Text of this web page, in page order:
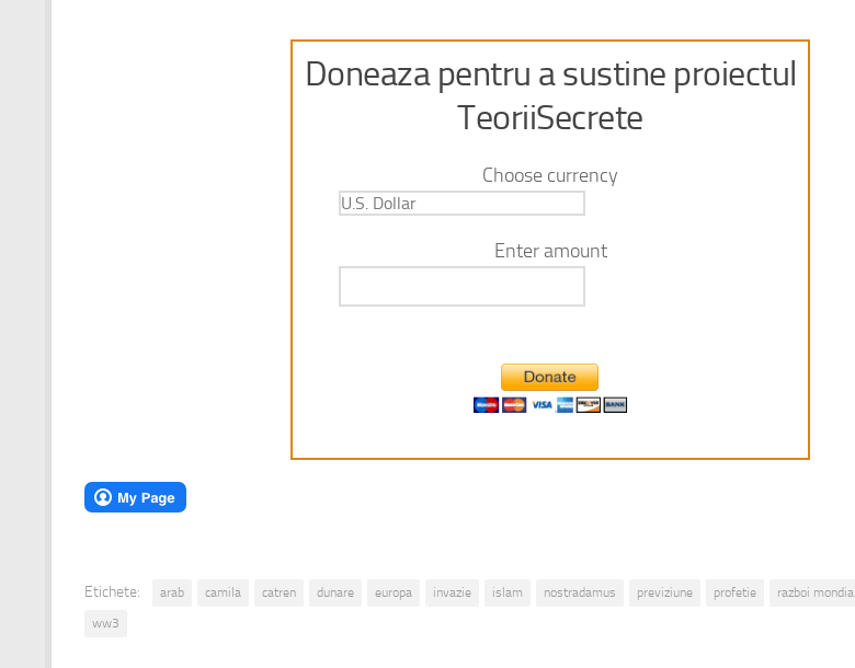
Doneaza pentru a sustine proiectul
TeoriiSecrete
Choose currency
Enter amount
Etichete: arab camila catren dunare europa invazie islam nostradamus previziune profetie razboi mondial
ww3